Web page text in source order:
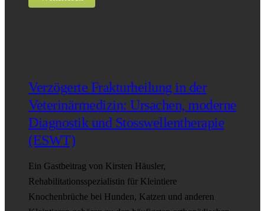
Verzögerte Frakturheilung in der
Veterinärmedizin: Ursachen, moderne
Diagnostik und Stosswellentherapie
(ESWT)
Ein Gastbeitrag von Kirsten Häusler,
Rehabilitationsspezialistin für Kleintiere
Knochenbrüche bei Hunden, Katzen und anderen